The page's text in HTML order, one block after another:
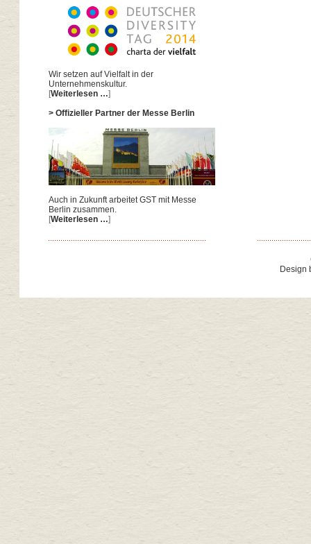
Wir setzen auf Vielfalt in der
Unternehmenskultur.
[Weiterlesen …]
> Offizieller Partner der Messe Berlin
Auch in Zukunft arbeitet GST mit Messe
Berlin zusammen.
[Weiterlesen …]
Design